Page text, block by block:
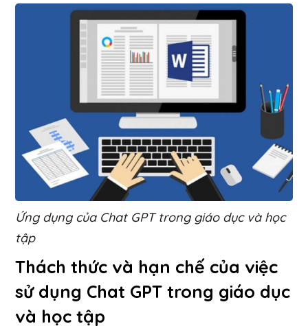
Ứng dụng của Chat GPT trong giáo dục và học
tập
Thách thức và hạn chế của việc
sử dụng Chat GPT trong giáo dục
và học tập